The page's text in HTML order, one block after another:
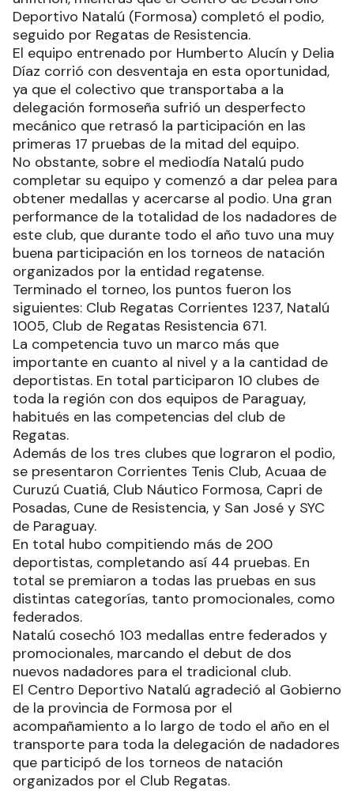
Deportivo Natalú (Formosa) completó el podio,
seguido por Regatas de Resistencia.
El equipo entrenado por Humberto Alucín y Delia
Díaz corrió con desventaja en esta oportunidad,
ya que el colectivo que transportaba a la
delegación formoseña sufrió un desperfecto
mecánico que retrasó la participación en las
primeras 17 pruebas de la mitad del equipo.
No obstante, sobre el mediodía Natalú pudo
completar su equipo y comenzó a dar pelea para
obtener medallas y acercarse al podio. Una gran
performance de la totalidad de los nadadores de
este club, que durante todo el año tuvo una muy
buena participación en los torneos de natación
organizados por la entidad regatense.
Terminado el torneo, los puntos fueron los
siguientes: Club Regatas Corrientes 1237, Natalú
1005, Club de Regatas Resistencia 671.
La competencia tuvo un marco más que
importante en cuanto al nivel y a la cantidad de
deportistas. En total participaron 10 clubes de
toda la región con dos equipos de Paraguay,
habitués en las competencias del club de
Regatas.
Además de los tres clubes que lograron el podio,
se presentaron Corrientes Tenis Club, Acuaa de
Curuzú Cuatiá, Club Náutico Formosa, Capri de
Posadas, Cune de Resistencia, y San José y SYC
de Paraguay.
En total hubo compitiendo más de 200
deportistas, completando así 44 pruebas. En
total se premiaron a todas las pruebas en sus
distintas categorías, tanto promocionales, como
federados.
Natalú cosechó 103 medallas entre federados y
promocionales, marcando el debut de dos
nuevos nadadores para el tradicional club.
El Centro Deportivo Natalú agradeció al Gobierno
de la provincia de Formosa por el
acompañamiento a lo largo de todo el año en el
transporte para toda la delegación de nadadores
que participó de los torneos de natación
organizados por el Club Regatas.